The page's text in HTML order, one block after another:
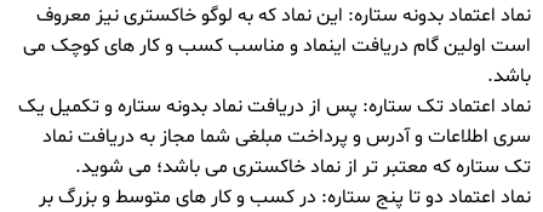
نماد اعتماد بدونه ستاره: این نماد که به لوگو خاکستری نیز معروف
است اولین گام دریافت اینماد و مناسب کسب و کار های کوچک می
باشد.
نماد اعتماد تک ستاره: پس از دریافت نماد بدونه ستاره و تکمیل یک
سری اطلاعات و آدرس و پرداخت مبلغی شما مجاز به دریافت نماد
تک ستاره که معتبر تر از نماد خاکستری می باشد؛ می شوید.
نماد اعتماد دو تا پنج ستاره: در کسب و کار های متوسط و بزرگ بر